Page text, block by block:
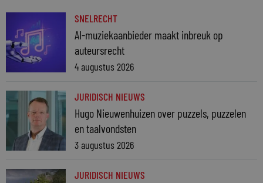
SNELRECHT
AI-muziekaanbieder maakt inbreuk op
auteursrecht
4 augustus 2026
JURIDISCH NIEUWS
Hugo Nieuwenhuizen over puzzels, puzzelen
en taalvondsten
3 augustus 2026
JURIDISCH NIEUWS